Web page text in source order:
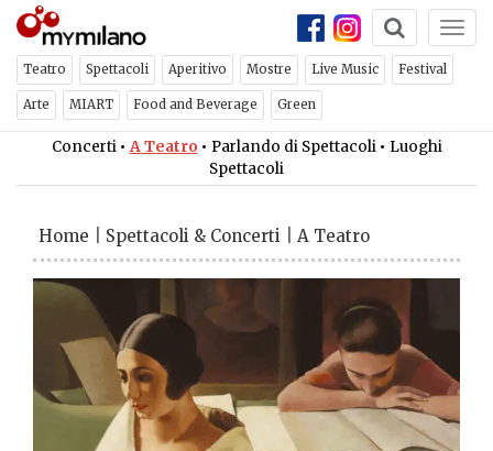
Teatro Spettacoli Aperitivo Mostre Live Music Festival
Arte MIART Food and Beverage Green
Concerti •A Teatro • Parlando di Spettacoli • Luoghi
Spettacoli
Home Spettacoli & Concerti A Teatro